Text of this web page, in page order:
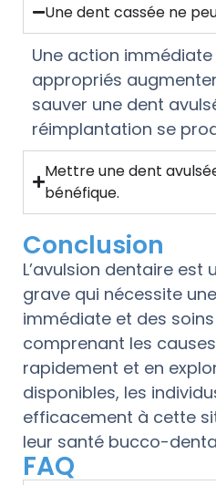
Une dent cassée ne
Une action
appropriés
sauver une dent
réimplantation se
Mettre une dent
bénéfique.
Conclusion
L’avulsion dentaire
grave qui nécessite
immédiate et des soins
comprenant les
rapidement et en
disponibles, les
efficacement à cette
leur santé bucco-
FAQ